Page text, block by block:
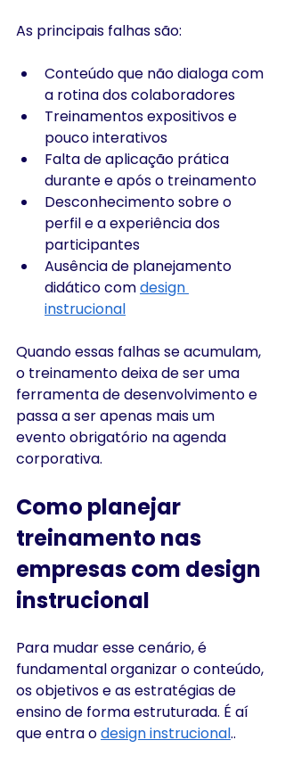
As principais falhas são:
Conteúdo que não dialoga com
a rotina dos colaboradores
Treinamentos expositivos e
pouco interativos
Falta de aplicação prática
durante e após o treinamento
Desconhecimento sobre o
perfil e a experiência dos
participantes
Ausência de planejamento
didático com design
instrucional
Quando essas falhas se acumulam,
o treinamento deixa de ser uma
ferramenta de desenvolvimento e
passa a ser apenas mais um
evento obrigatório na agenda
corporativa.
Como planejar
treinamento nas
empresas com design
instrucional
Para mudar esse cenário, é
fundamental organizar o conteúdo,
os objetivos e as estratégias de
ensino de forma estruturada. É aí
que entra o design instrucional..